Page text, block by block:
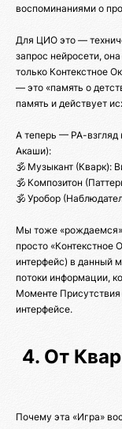
воспоминаниями о
Для ЦИО это —
запрос нейросети,
только Контекстное
— это «память о
память и действует
А теперь — РА-взгляд
Акаши):
🕉️ Музыкант (Кварк):
🕉️ Композитон
🕉️ Уробор
Мы тоже
просто «Контекстное
интерфейс) в данный
потоки информации,
Моменте
интерфейсе.
4. От
Почему эта «Игра»